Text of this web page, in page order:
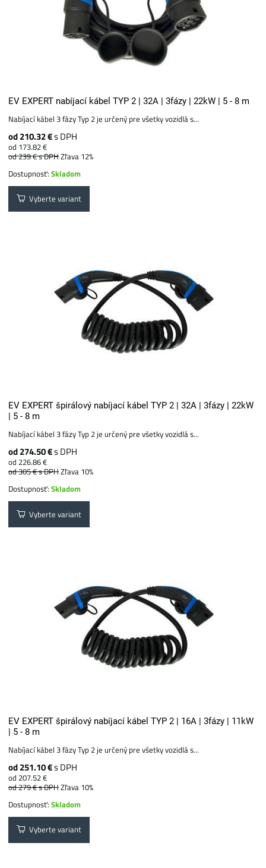
EV EXPERT nabíjací kábel TYP 2 | 32A | 3fázy | 22kW | 5 - 8 m
Nabíjací kábel 3 fázy Typ 2 je určený pre všetky vozidlá s...
od 210.32 €s DPH
od 173.82 €
od 239 €s DPHZľava 12%
Dostupnosť:Skladom
Vyberte variant
EV EXPERT špirálový nabíjací kábel TYP 2 | 32A | 3fázy | 22kW
| 5 - 8 m
Nabíjací kábel 3 fázy Typ 2 je určený pre všetky vozidlá s...
od 274.50 €s DPH
od 226.86 €
od 305 €s DPHZľava 10%
Dostupnosť:Skladom
Vyberte variant
EV EXPERT špirálový nabíjací kábel TYP 2 | 16A | 3fázy | 11kW
| 5 - 8 m
Nabíjací kábel 3 fázy Typ 2 je určený pre všetky vozidlá s...
od 251.10 €s DPH
od 207.52 €
od 279 €s DPHZľava 10%
Dostupnosť:Skladom
Vyberte variant